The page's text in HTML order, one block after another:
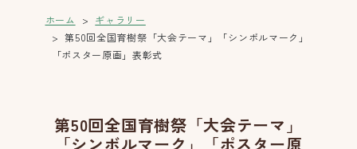
ホーム
ギャラリー
第50回全国育樹祭「大会テーマ」「シンボルマーク」
「ポスター原画」表彰式
第50回全国育樹祭「大会テーマ」
「シンボルマーク」「ポスター原